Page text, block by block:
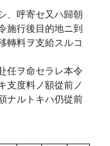
、呼寄セ又ハ歸朝
施行後目的地ニ到
轉料ヲ支給スルコ
任ヲ命セラレ本令
支度料ノ額從前ノ
ナルトキハ仍從前